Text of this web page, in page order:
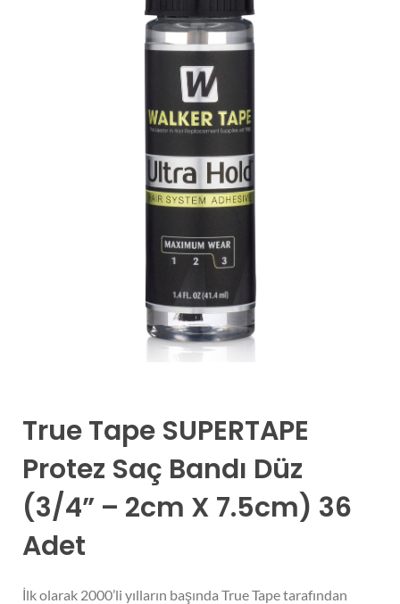
True Tape SUPERTAPE
Protez Saç Bandı Düz
(3/4” – 2cm X 7.5cm) 36
Adet
İlk olarak 2000’li yılların başında True Tape tarafından